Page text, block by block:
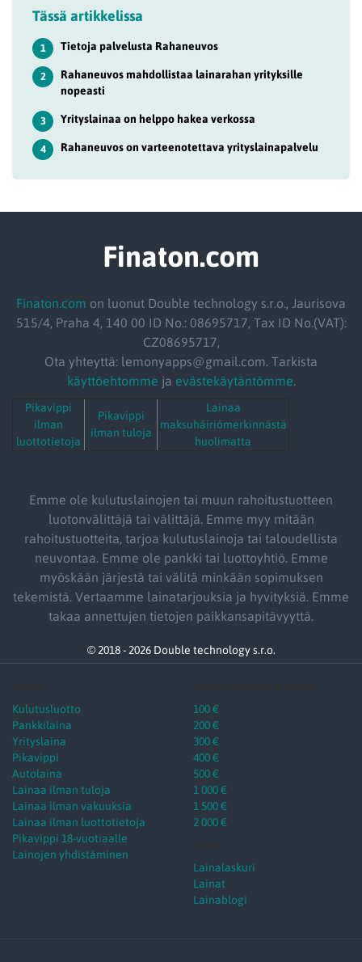
Tässä artikkelissa
1 Tietoja palvelusta Rahaneuvos
2
Rahaneuvos mahdollistaa lainarahan yrityksille
nopeasti
3 Yrityslainaa on helppo hakea verkossa
4 Rahaneuvos on varteenotettava yrityslainapalvelu
Finaton.com
Finaton.com on luonut Double technology s.r.o., Jaurisova
515/4, Praha 4, 140 00 ID No.: 08695717, Tax ID No.(VAT):
CZ08695717,
Ota yhteyttä: lemonyapps@gmail.com. Tarkista
käyttöehtomme ja evästekäytäntömme.
Pikavippi
ilman
luottotietoja
Pikavippi
ilman tuloja
Lainaa
maksuhäiriömerkinnästä
huolimatta
Emme ole kulutuslainojen tai muun rahoitustuotteen
luotonvälittäjä tai välittäjä. Emme myy mitään
rahoitustuotteita, tarjoa kulutuslainoja tai taloudellista
neuvontaa. Emme ole pankki tai luottoyhtiö. Emme
myöskään järjestä tai välitä minkään sopimuksen
tekemistä. Vertaamme lainatarjouksia ja hyvityksiä. Emme
takaa annettujen tietojen paikkansapitävyyttä.
© 2018 - 2026 Double technology s.r.o.
Kulutusluotto
Pankkilaina
Yrityslaina
Pikavippi
Autolaina
Lainaa ilman tuloja
Lainaa ilman vakuuksia
Lainaa ilman luottotietoja
Pikavippi 18-vuotiaalle
Lainojen yhdistäminen
100 €
200 €
300 €
400 €
500 €
1 000 €
1 500 €
2 000 €
Lainalaskuri
Lainat
Lainablogi